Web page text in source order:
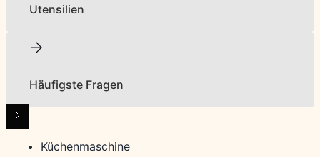
Utensilien
Häufigste Fragen
Küchenmaschine